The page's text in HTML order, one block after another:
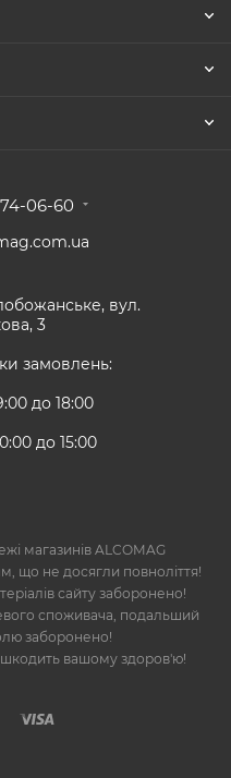
06-60
вул.
3
замовлень:
до 18:00
до 15:00
магазинів ALCOMAG
що не досягли повноліття!
сайту заборонено!
споживача, подальший
заборонено!
вашому здоров'ю!